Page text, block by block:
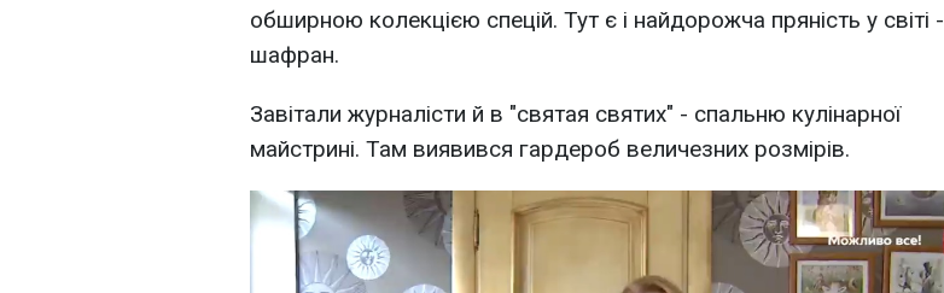
обширною колекцією спецій. Тут є і найдорожча пряність у світі -
шафран.
Завітали журналісти й в "святая святих" - спальню кулінарної
майстрині. Там виявився гардероб величезних розмірів.